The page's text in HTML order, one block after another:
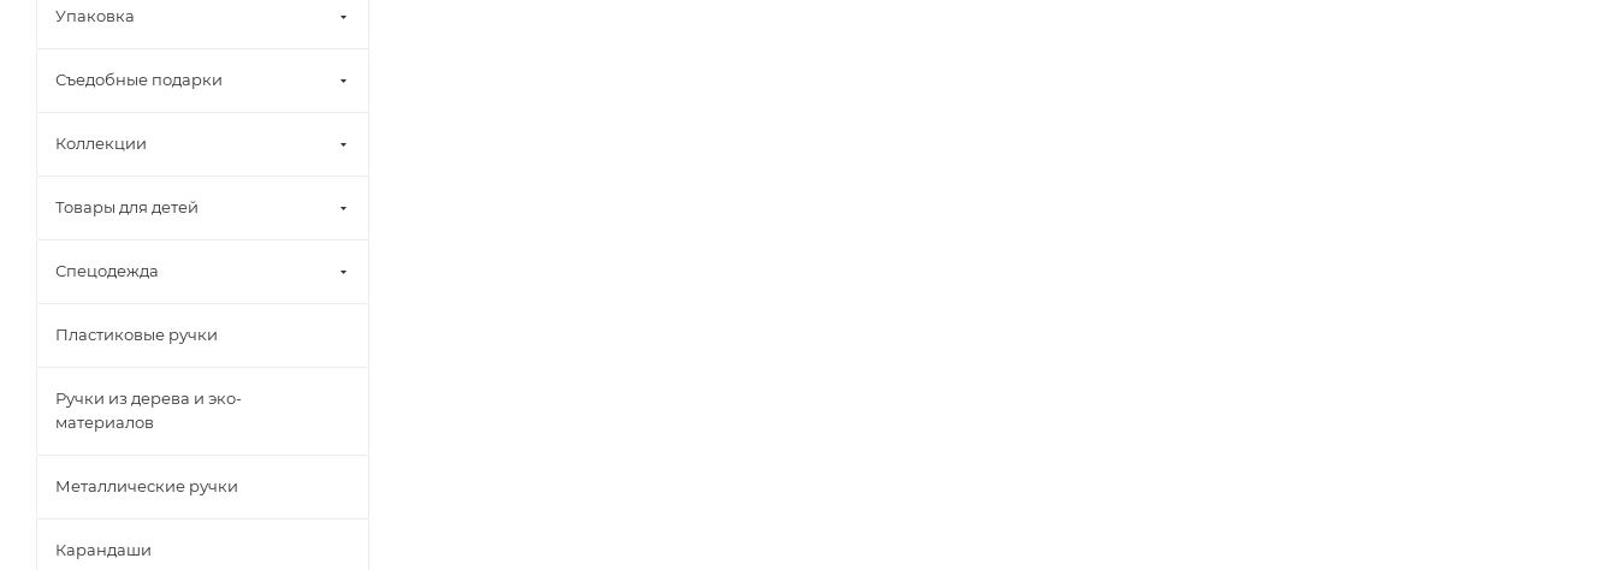
Упаковка
Съедобные подарки
Коллекции
Товары для детей
Спецодежда
Пластиковые ручки
Ручки из дерева и эко-
материалов
Металлические ручки
Карандаши